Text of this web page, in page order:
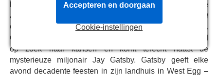
komt naar Londen. Geschreven in 1925 door de
Amerikaanse auteur F. Scott Fitzgerald, speelt
The Great
Gatsby
zich af in New York tijdens het jazztijdperk.
Oorlogsveteraan Nick Carraway arriveert op Long Island
op zoek naar kansen en komt terecht naast de
mysterieuze miljonair Jay Gatsby. Gatsby geeft elke
avond decadente feesten in zijn landhuis in West Egg –
Cookie-instellingen
Accepteren en doorgaan